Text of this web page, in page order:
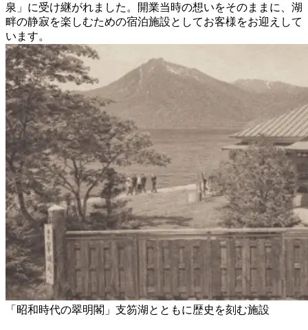
泉」に受け継がれました。開業当時の想いをそのままに、湖
畔の静寂を楽しむための宿泊施設としてお客様をお迎えして
います。
「昭和時代の翠明閣」支笏湖とともに歴史を刻む施設